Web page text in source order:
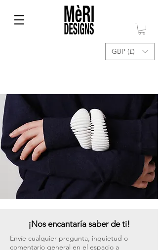
GBP (£)
¡Nos encantaría saber de ti!
Envíe cualquier pregunta, inquietud o
comentario general en el espacio a